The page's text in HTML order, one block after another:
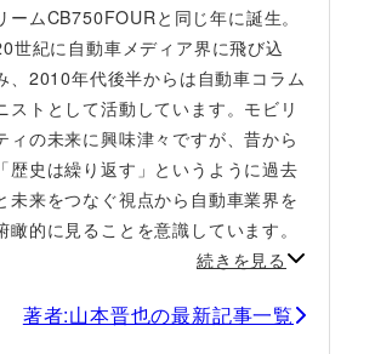
ームCB750FOURと同じ年に誕生。
世紀に自動車メディア界に飛び込
、2010年代後半からは自動車コラム
ストとして活動しています。モビリ
ィの未来に興味津々ですが、昔から
「歴史は繰り返す」というように過去
未来をつなぐ視点から自動車業界を
瞰的に見ることを意識しています。
続きを見る
著者:山本晋也の最新記事一覧